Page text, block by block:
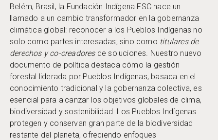
Belém, Brasil, la Fundación Indígena FSC hace un
llamado a un cambio transformador en la gobernanza
climática global: reconocer a los Pueblos Indígenas no
solo como partes interesadas, sino como titulares de
derechos y co-creadoresde soluciones. Nuestro nuevo
documento de política destaca cómo la gestión
forestal liderada por Pueblos Indígenas, basada en el
conocimiento tradicional y la gobernanza colectiva, es
esencial para alcanzar los objetivos globales de clima,
biodiversidad y sostenibilidad. Los Pueblos Indígenas
protegen y conservan gran parte de la biodiversidad
restante del planeta, ofreciendo enfoques